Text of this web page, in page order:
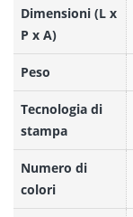
Dimensioni (L x
P x A)
Peso
Tecnologia di
stampa
Numero di
colori